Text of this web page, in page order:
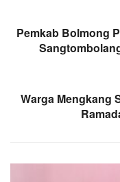
Pemkab Bolmong
Warga Mengkang